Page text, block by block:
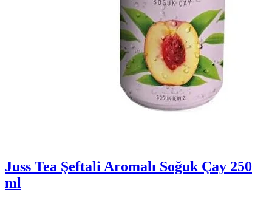
Juss Tea Şeftali Aromalı Soğuk Çay 250
ml